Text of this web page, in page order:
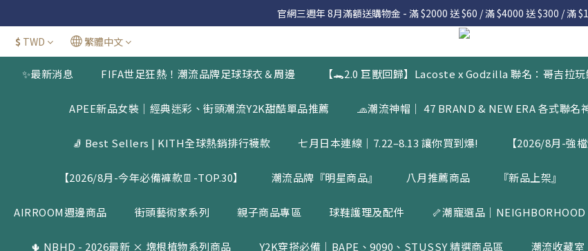
官網三週年 8月滿額送購物金 - 滿 $2000 送 $60 / 滿 $4000 送 $300 / 滿
官網三週年 8月滿額送購物金 - 滿 $2000 送 $60 / 滿 $4000 送 $300 / 滿
7.22 – 8.13 日本連線中，絕對讓你買到爆
新加入會員享有 $50購物金  |  消費滿$5000即可免運  |  會員好康制度
$ TWD 繁體中文
✨最新消息 FIFA世足狂熱！潮流品牌足球球衣＆周邊 【🐊2.0 巨獸回歸】Lacoste x Godzilla 聯名：哥吉拉玩
APEE新品女裝｜經典迷彩、街頭潮流Y2K甜酷單品推薦 🧢潮流神帽｜ 47 BRAND & NEW ERA 各式聯名
🧦 Best Sellers | KITH全球熱銷排行襪款 七月日本連線｜7.22–8.13 讓你買到爆! 【2026/8月-強
【2026/8月-今年必備褲款👖-TOP.30】 潮流品牌『明星商品』 八月推薦商品 『新品上架』
AIRROOM週邊商品 街頭藝術家系列 親子商品專區 球鞋護理及配件 🦴潮寵選品｜
🌵 NBHD - 2026最新 × 塊根植物系列商品 Y2K穿搭必備｜BAPE、9090、STUSSY 精選商品區 潮流收藏室